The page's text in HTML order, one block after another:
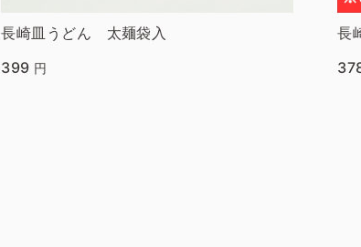
長崎皿うどん 太麺袋入
399 円
長